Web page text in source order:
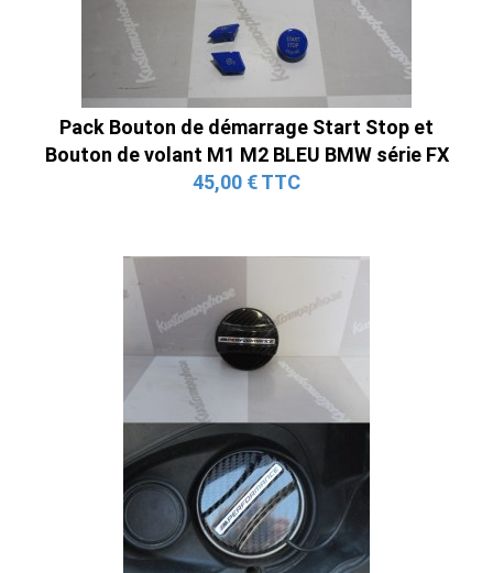
Pack Bouton de démarrage Start Stop et
Bouton de volant M1 M2 BLEU BMW série FX
45,00 € TTC